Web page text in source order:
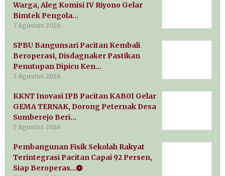
Warga, Aleg Komisi IV Riyono Gelar
Bimtek Pengola…
7 Agustus 2026
SPBU Bangunsari Pacitan Kembali
Beroperasi, Disdagnaker Pastikan
Penutupan Dipicu Ken…
7 Agustus 2026
KKNT Inovasi IPB Pacitan KAB01 Gelar
GEMA TERNAK, Dorong Peternak Desa
Sumberejo Beri…
7 Agustus 2026
Pembangunan Fisik Sekolah Rakyat
Terintegrasi Pacitan Capai 92 Persen,
Siap Beroperas…